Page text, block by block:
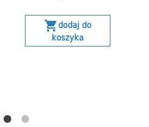
shopping_cartdodaj do
koszyka